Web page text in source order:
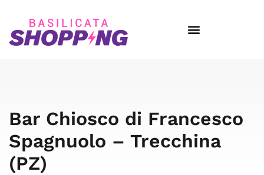
Bar Chiosco di Francesco
Spagnuolo – Trecchina
(PZ)